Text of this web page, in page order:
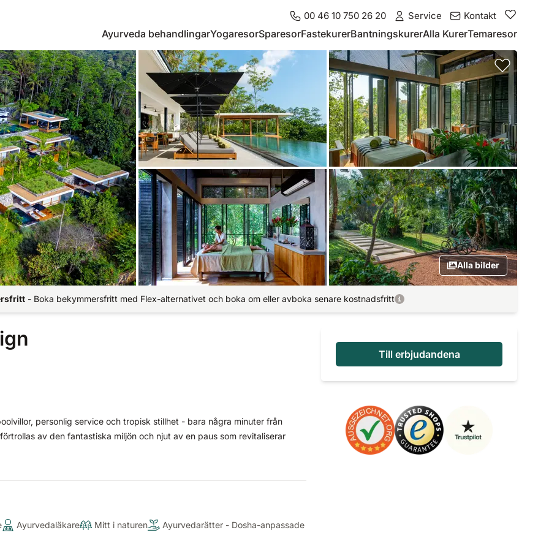
00 46 10 750 26 20 Service Kontakt
Ayurveda behandlingarYogaresorSparesorFastekurerBantningskurerAlla KurerTemaresor
Alla bilder
- Boka bekymmersfritt med Flex-alternativet och boka om eller avboka senare kostnadsfritt
Till erbjudandena
personlig service och tropisk stillhet - bara några minuter från
av den fantastiska miljön och njut av en paus som revitaliserar
Ayurvedaläkare Mitt i naturen
Ayurvedarätter - Dosha-anpassade